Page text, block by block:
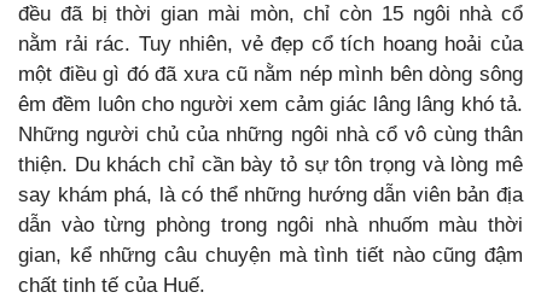
đều đã bị thời gian mài mòn, chỉ còn 15 ngôi nhà cổ
nằm rải rác. Tuy nhiên, vẻ đẹp cổ tích hoang hoải của
một điều gì đó đã xưa cũ nằm nép mình bên dòng sông
êm đềm luôn cho người xem cảm giác lâng lâng khó tả.
Những người chủ của những ngôi nhà cổ vô cùng thân
thiện. Du khách chỉ cần bày tỏ sự tôn trọng và lòng mê
say khám phá, là có thể những hướng dẫn viên bản địa
dẫn vào từng phòng trong ngôi nhà nhuốm màu thời
gian, kể những câu chuyện mà tình tiết nào cũng đậm
chất tinh tế của Huế.